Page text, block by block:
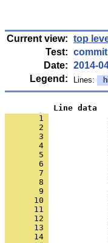
Current view: top
Test:
Date: 2014-
Legend:
Lines:
Line data
       1
       2
       3
       4
       5
       6
       7
       8
       9
      10
      11
      12
      13
      14